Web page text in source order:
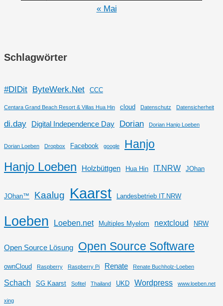
« Mai
Schlagwörter
#DIDit ByteWerk.Net CCC
Centara Grand Beach Resort & Villas Hua Hin cloud Datenschutz Datensicherheit
di.day Digital Independence Day Dorian Dorian Hanjo Loeben
Dorian Loeben Dropbox Facebook google
Hanjo
Hanjo Loeben
Holzbüttgen Hua Hin IT.NRW JOhan
JOhan™ Kaalug Kaarst Landesbetrieb IT.NRW
Loeben Loeben.net Multiples Myelom nextcloud NRW
Open Source Lösung Open Source Software
ownCloud Raspberry Raspberry Pi Renate Renate Buchholz-Loeben
Schach SG Kaarst Sofitel Thailand UKD Wordpress www.loeben.net
xing